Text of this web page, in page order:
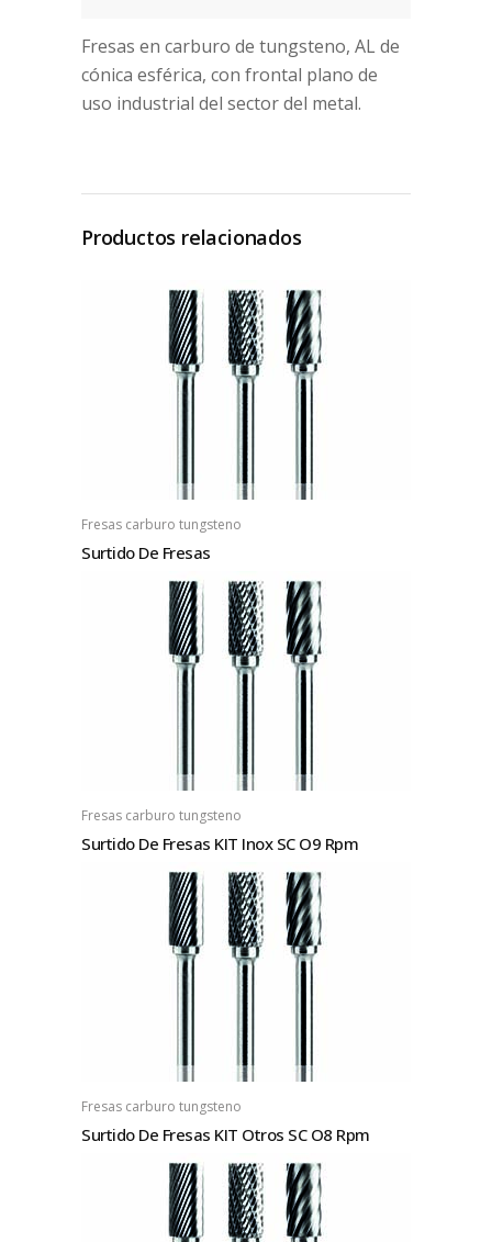
Fresas en carburo de tungsteno, AL de
cónica esférica, con frontal plano de
uso industrial del sector del metal.
Productos relacionados
Fresas carburo tungsteno
Surtido De Fresas
Fresas carburo tungsteno
Surtido De Fresas KIT Inox SC O9 Rpm
Fresas carburo tungsteno
Surtido De Fresas KIT Otros SC O8 Rpm